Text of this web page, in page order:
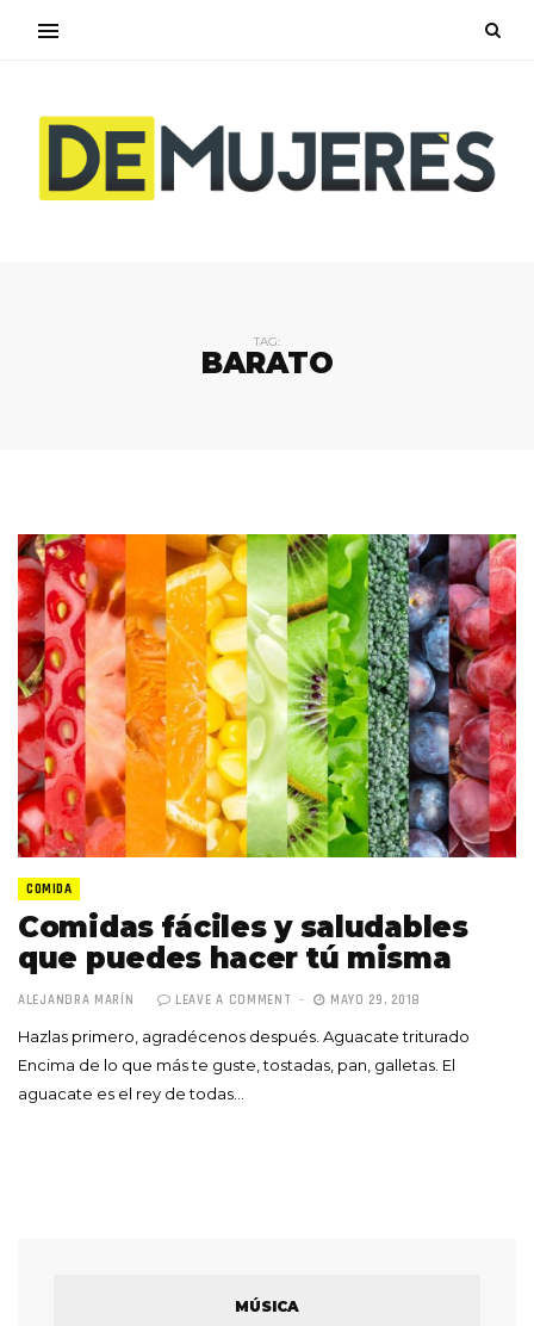
TAG:
BARATO
COMIDA
Comidas fáciles y saludables
que puedes hacer tú misma
ALEJANDRA MARÍN LEAVE A COMMENT MAYO 29, 2018
Hazlas primero, agradécenos después. Aguacate triturado
Encima de lo que más te guste, tostadas, pan, galletas. El
aguacate es el rey de todas…
MÚSICA